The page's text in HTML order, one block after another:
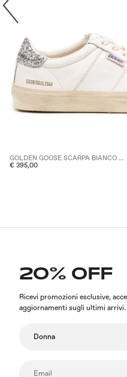
GOLDEN GOOSE SCARPA BIANCO ...
€ 395,00
20% OFF
Ricevi promozioni esclusive,
aggiornamenti sugli ultimi